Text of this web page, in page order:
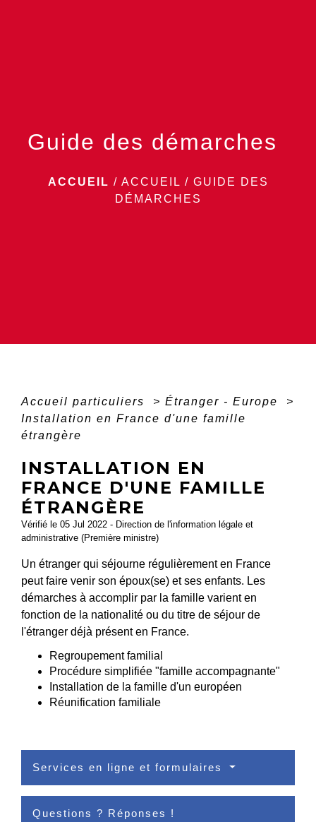
Guide des démarches
ACCUEIL / ACCUEIL / GUIDE DES
DÉMARCHES
Accueil particuliers > Étranger - Europe
>
Installation en France d'une famille
étrangère
INSTALLATION EN
FRANCE D'UNE FAMILLE
ÉTRANGÈRE
Vérifié le 05 Jul 2022 - Direction de l'information légale et
administrative (Première ministre)
Un étranger qui séjourne régulièrement en France
peut faire venir son époux(se) et ses enfants. Les
démarches à accomplir par la famille varient en
fonction de la nationalité ou du titre de séjour de
l'étranger déjà présent en France.
Regroupement familial
Procédure simplifiée "famille accompagnante"
Installation de la famille d'un européen
Réunification familiale
Services en ligne et formulaires
Questions ? Réponses !